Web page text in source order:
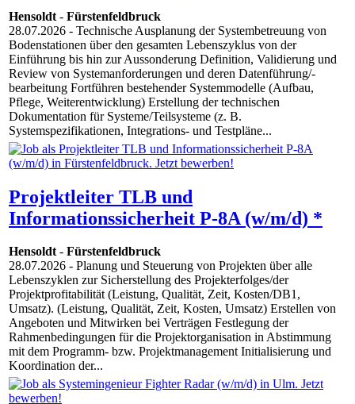
Hensoldt- Fürstenfeldbruck
28.07.2026 - Technische Ausplanung der Systembetreuung von
Bodenstationen über den gesamten Lebenszyklus von der
Einführung bis hin zur Aussonderung Definition, Validierung und
Review von Systemanforderungen und deren Datenführung/-
bearbeitung Fortführen bestehender Systemmodelle (Aufbau,
Pflege, Weiterentwicklung) Erstellung der technischen
Dokumentation für Systeme/Teilsysteme (z. B.
Systemspezifikationen, Integrations- und Testpläne...
Projektleiter TLB und
Informationssicherheit P-8A (w/m/d) *
Hensoldt- Fürstenfeldbruck
28.07.2026 - Planung und Steuerung von Projekten über alle
Lebenszyklen zur Sicherstellung des Projekterfolges/der
Projektprofitabilität (Leistung, Qualität, Zeit, Kosten/DB1,
Umsatz). (Leistung, Qualität, Zeit, Kosten, Umsatz) Erstellen von
Angeboten und Mitwirken bei Verträgen Festlegung der
Rahmenbedingungen für die Projektorganisation in Abstimmung
mit dem Programm- bzw. Projektmanagement Initialisierung und
Koordination der...